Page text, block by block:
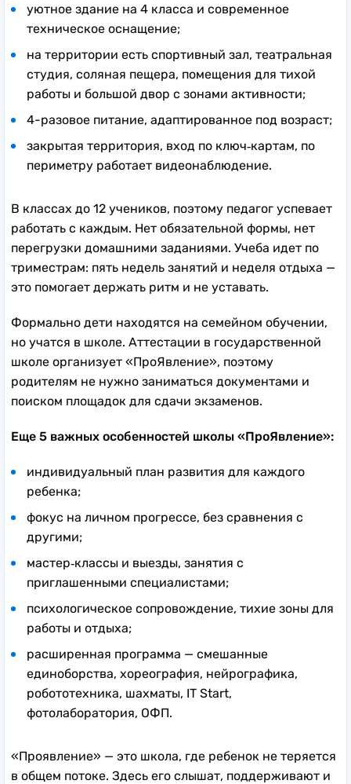
уютное здание на 4 класса и современное
техническое оснащение;
на территории есть спортивный зал, театральная
студия, соляная пещера, помещения для тихой
работы и большой двор с зонами активности;
4-разовое питание, адаптированное под возраст;
закрытая территория, вход по ключ‑картам, по
периметру работает видеонаблюдение.
В классах до 12 учеников, поэтому педагог успевает
работать с каждым. Нет обязательной формы, нет
перегрузки домашними заданиями. Учеба идет по
триместрам: пять недель занятий и неделя отдыха —
это помогает держать ритм и не уставать.
Формально дети находятся на семейном обучении,
но учатся в школе. Аттестации в государственной
школе организует «ПроЯвление», поэтому
родителям не нужно заниматься документами и
поиском площадок для сдачи экзаменов.
Еще 5 важных особенностей школы «ПроЯвление»:
индивидуальный план развития для каждого
ребенка;
фокус на личном прогрессе, без сравнения с
другими;
мастер‑классы и выезды, занятия с
приглашенными специалистами;
психологическое сопровождение, тихие зоны для
работы и отдыха;
расширенная программа — смешанные
единоборства, хореография, нейрографика,
робототехника, шахматы, IT Start,
фотолаборатория, ОФП.
«Проявление» — это школа, где ребенок не теряется
в общем потоке. Здесь его слышат, поддерживают и